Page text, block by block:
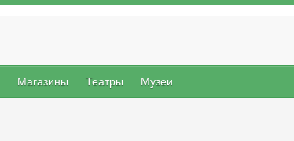
Магазины Театры Музеи